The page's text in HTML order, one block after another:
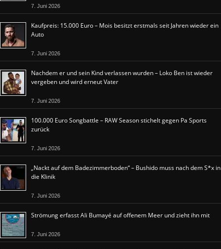
7. Juni 2026
Kaufpreis: 15.000 Euro – Mois besitzt erstmals seit Jahren wieder ein
Auto
7. Juni 2026
Nachdem er und sein Kind verlassen wurden – Loko Ben ist wieder
vergeben und wird erneut Vater
7. Juni 2026
100.000 Euro Songbattle – RAW Season stichelt gegen Pa Sports
zurück
7. Juni 2026
„Nackt auf dem Badezimmerboden“ – Bushido muss nach dem S*x in
die Klinik
7. Juni 2026
Strömung erfasst Ali Bumayé auf offenem Meer und zieht ihn mit
7. Juni 2026